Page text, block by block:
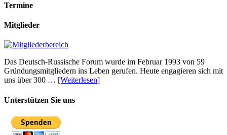
Termine
Mitglieder
Das Deutsch-Russische Forum wurde im Februar 1993 von 59
Gründungsmitgliedern ins Leben gerufen. Heute engagieren sich mit
uns über 300 … [Weiterlesen]
Unterstützen Sie uns